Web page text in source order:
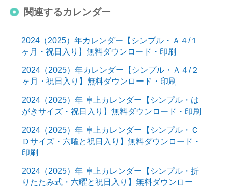
関連するカレンダー
2024（2025）年カレンダー【シンプル・Ａ４/１
ヶ月・祝日入り】無料ダウンロード・印刷
2024（2025）年カレンダー【シンプル・Ａ４/２
ヶ月・祝日入り】無料ダウンロード・印刷
2024（2025）年 卓上カレンダー【シンプル・は
がきサイズ・祝日入り】無料ダウンロード・印刷
2024（2025）年 卓上カレンダー【シンプル・Ｃ
Ｄサイズ・六曜と祝日入り】無料ダウンロード・
印刷
2024（2025）年 卓上カレンダー【シンプル・折
りたたみ式・六曜と祝日入り】無料ダウンロー